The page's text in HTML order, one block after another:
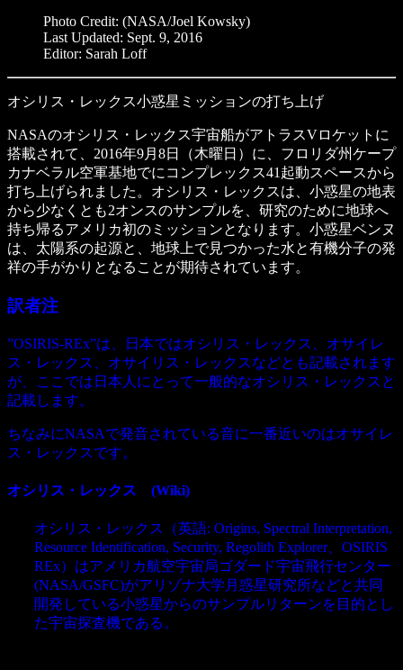
Photo Credit: (NASA/Joel Kowsky)
Last Updated: Sept. 9, 2016
Editor: Sarah Loff
オシリス・レックス小惑星ミッションの打ち上げ
NASAのオシリス・レックス宇宙船がアトラスVロケットに
搭載されて、2016年9月8日（木曜日）に、フロリダ州ケープ
カナベラル空軍基地でにコンプレックス41起動スペースから
打ち上げられました。オシリス・レックスは、小惑星の地表
から少なくとも2オンスのサンプルを、研究のために地球へ
持ち帰るアメリカ初のミッションとなります。小惑星ベンヌ
は、太陽系の起源と、地球上で見つかった水と有機分子の発
祥の手がかりとなることが期待されています。
訳者注
”OSIRIS-REx”は、日本ではオシリス・レックス、オサイレ
ス・レックス、オサイリス・レックスなどとも記載されます
が、ここでは日本人にとって一般的なオシリス・レックスと
記載します。
ちなみにNASAで発音されている音に一番近いのはオサイレ
ス・レックスです。
オシリス・レックス (Wiki)
オシリス・レックス（英語: Origins, Spectral Interpretation,
Resource Identification, Security, Regolith Explorer、OSIRIS
REx）はアメリカ航空宇宙局ゴダード宇宙飛行センター
(NASA/GSFC)がアリゾナ大学月惑星研究所などと共同
開発している小惑星からのサンプルリターンを目的とし
た宇宙探査機である。